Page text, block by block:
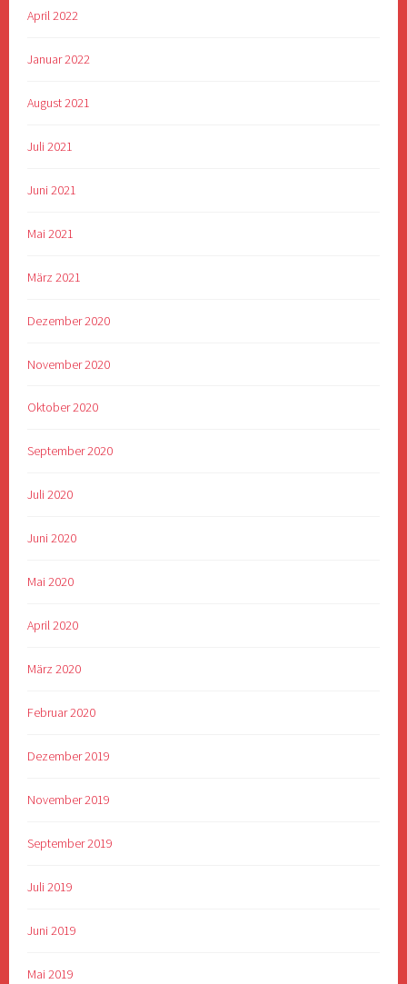
April 2022
Januar 2022
August 2021
Juli 2021
Juni 2021
Mai 2021
März 2021
Dezember 2020
November 2020
Oktober 2020
September 2020
Juli 2020
Juni 2020
Mai 2020
April 2020
März 2020
Februar 2020
Dezember 2019
November 2019
September 2019
Juli 2019
Juni 2019
Mai 2019